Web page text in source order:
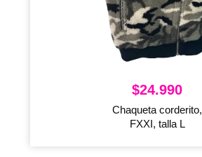
$24.990
Chaqueta corderito,
FXXI, talla L